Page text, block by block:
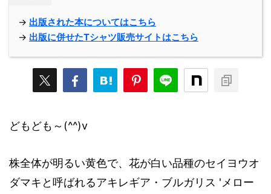
→ 出版された本についてはこちら
→ 出版に併せたTシャツ販売サイトはこちら
どもども～(^^)v
株全体が明るい黄色で、花が白い品種のセイヨウオ
ダマキと呼ばれるアキレギア・ブルガリス 'メロー